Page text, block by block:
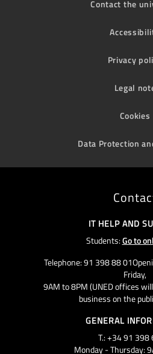
Contact the
Privacy
Legal
Cookies
Data Protection
IT HELP AND
Students:Go to
Telephone: 91 398 88
Friday,
9AM to 8PM (UNED offices
business on the
GENERAL
T.: +34 91 398
Monday - Thursday: